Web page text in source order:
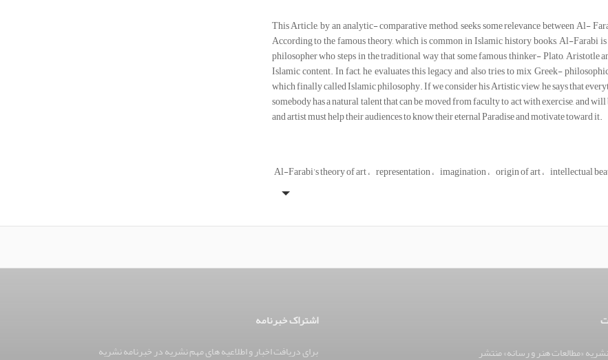
This Article, by an analytic- comparative method, seeks some relevance between Al-
According to the famous theory, which is common in Islamic history books, Al-Farabi
philosopher who steps in the traditional way that some famous thinker- Plato,
Islamic content. In fact, he evaluates this legacy and also tries to mix Greek-
which finally called Islamic philosophy. If we consider his Artistic view, he says that
somebody has a natural talent that can be moved from faculty to act with exercise, and
and artist must help their audiences to know their eternal Paradise and motivate toward it.
Al-Farabi’s theory of art representation imagination origin of art intellectual
«مطالعات هنر و رسانه» منتشر
اشتراک خبرنامه
برای دریافت اخبار و اطلاعیه های مهم نشریه در خبرنامه نشریه